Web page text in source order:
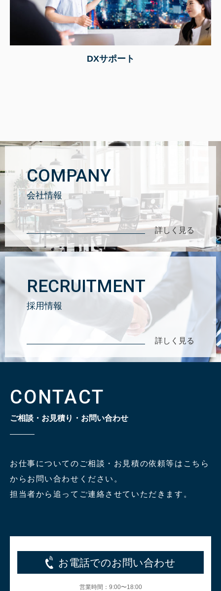
DXサポート
COMPANY
会社情報
詳しく見る
RECRUITMENT
採用情報
詳しく見る
CONTACT
ご相談・お見積り・お問い合わせ
お仕事についてのご相談・お見積の依頼等はこちら
からお問い合わせください。
担当者から追ってご連絡させていただきます。
お電話でのお問い合わせ
営業時間：9:00〜18:00